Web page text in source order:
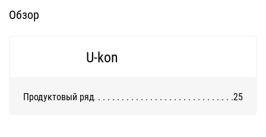
Обзор
U-kon
Продуктовый ряд 25